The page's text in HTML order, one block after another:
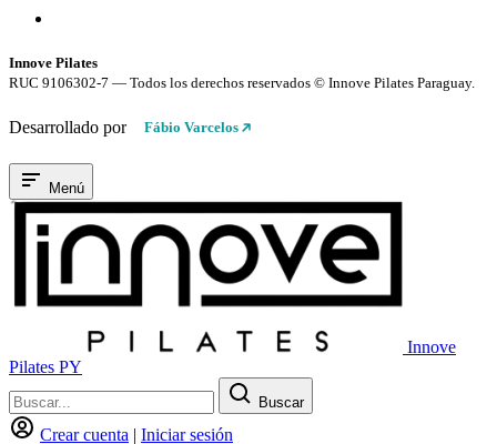
Innove Pilates
RUC 9106302-7 — Todos los derechos reservados © Innove Pilates Paraguay.
Desarrollado por Fábio Varcelos
Menú
Innove
Pilates PY
Buscar
Crear cuenta | Iniciar sesión